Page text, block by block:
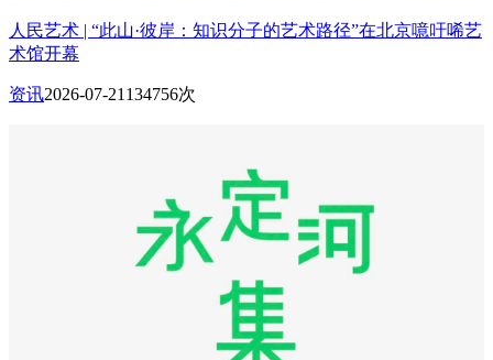
人民艺术 | “此山·彼岸：知识分子的艺术路径”在北京噫吁唏艺
术馆开幕
资讯2026-07-21 134756次